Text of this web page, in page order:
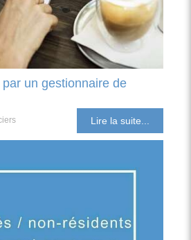
un gestionnaire de
Lire la suite...